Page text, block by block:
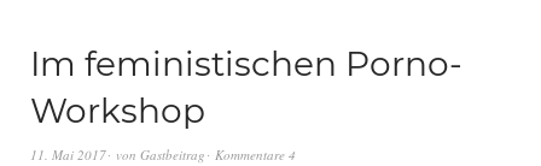
Im feministischen Porno-
Workshop
11. Mai 2017 von Gastbeitrag Kommentare 4